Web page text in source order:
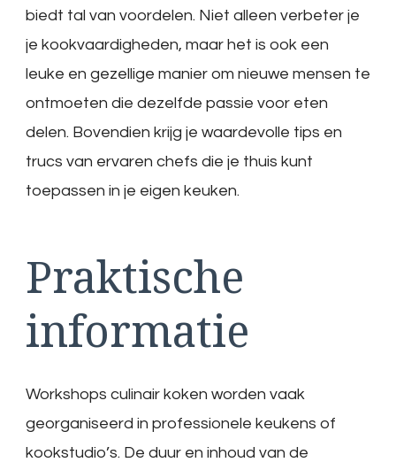
biedt tal van voordelen. Niet alleen verbeter je
je kookvaardigheden, maar het is ook een
leuke en gezellige manier om nieuwe mensen te
ontmoeten die dezelfde passie voor eten
delen. Bovendien krijg je waardevolle tips en
trucs van ervaren chefs die je thuis kunt
toepassen in je eigen keuken.
Praktische
informatie
Workshops culinair koken worden vaak
georganiseerd in professionele keukens of
kookstudio’s. De duur en inhoud van de